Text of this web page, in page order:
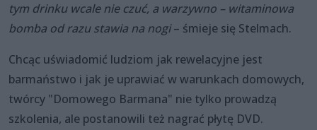
tym drinku wcale nie czuć, a warzywno – witaminowa
bomba od razu stawia na nogi– śmieje się Stelmach.
Chcąc uświadomić ludziom jak rewelacyjne jest
barmaństwo i jak je uprawiać w warunkach domowych,
twórcy "Domowego Barmana" nie tylko prowadzą
szkolenia, ale postanowili też nagrać płytę DVD.